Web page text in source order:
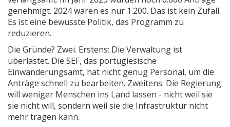
genehmigt. 2024 waren es nur 1.200. Das ist kein Zufall.
Es ist eine bewusste Politik, das Programm zu
reduzieren.
Die Gründe? Zwei. Erstens: Die Verwaltung ist
überlastet. Die SEF, das portugiesische
Einwanderungsamt, hat nicht genug Personal, um die
Anträge schnell zu bearbeiten. Zweitens: Die Regierung
will weniger Menschen ins Land lassen - nicht weil sie
sie nicht will, sondern weil sie die Infrastruktur nicht
mehr tragen kann.